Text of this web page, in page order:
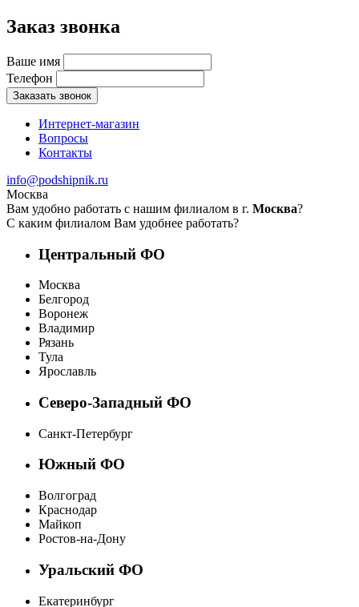
Заказ звонка
Ваше имя
Телефон
Заказать звонок
Интернет-магазин
Вопросы
Контакты
info@podshipnik.ru
Москва
Вам удобно работать с нашим филиалом в г. Москва?
С каким филиалом Вам удобнее работать?
Центральный ФО
Москва
Белгород
Воронеж
Владимир
Рязань
Тула
Ярославль
Северо-Западный ФО
Санкт-Петербург
Южный ФО
Волгоград
Краснодар
Майкоп
Ростов-на-Дону
Уральский ФО
Екатеринбург